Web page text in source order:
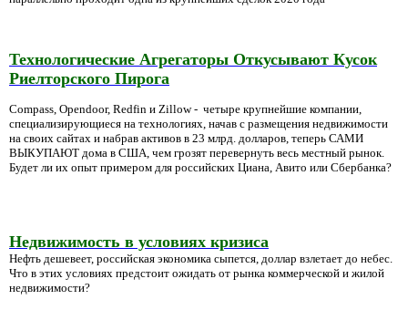
Технологические Агрегаторы Откусывают Кусок
Риелторского Пирога
Compass, Opendoor, Redfin и Zillow - четыре крупнейшие компании,
специализирующиеся на технологиях, начав с размещения недвижимости
на своих сайтах и набрав активов в 23 млрд. долларов, теперь САМИ
ВЫКУПАЮТ дома в США, чем грозят перевернуть весь местный рынок.
Будет ли их опыт примером для российских Циана, Авито или Сбербанка?
Недвижимость в условиях кризиса
Нефть дешевеет, российская экономика сыпется, доллар взлетает до небес.
Что в этих условиях предстоит ожидать от рынка коммерческой и жилой
недвижимости?